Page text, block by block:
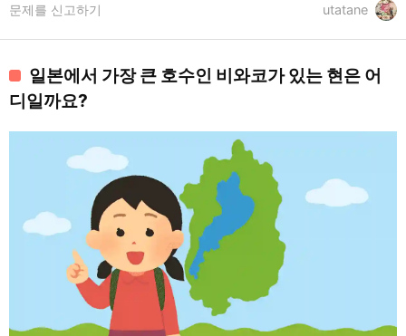
utatane
문제를 신고하기
일본에서 가장 큰 호수인 비와코가 있는 현은 어
디일까요?